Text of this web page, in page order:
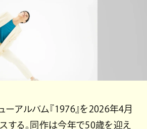
ーアルバム『1976』を2026年4月
スする。同作は今年で50歳を迎え